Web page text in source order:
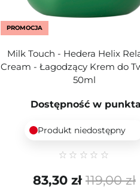
PROMOCJA
Milk Touch - Hedera Helix
Cream - Łagodzący Krem do
50ml
Dostępność w
Produkt niedostępny
119,00 zł
83,30 zł